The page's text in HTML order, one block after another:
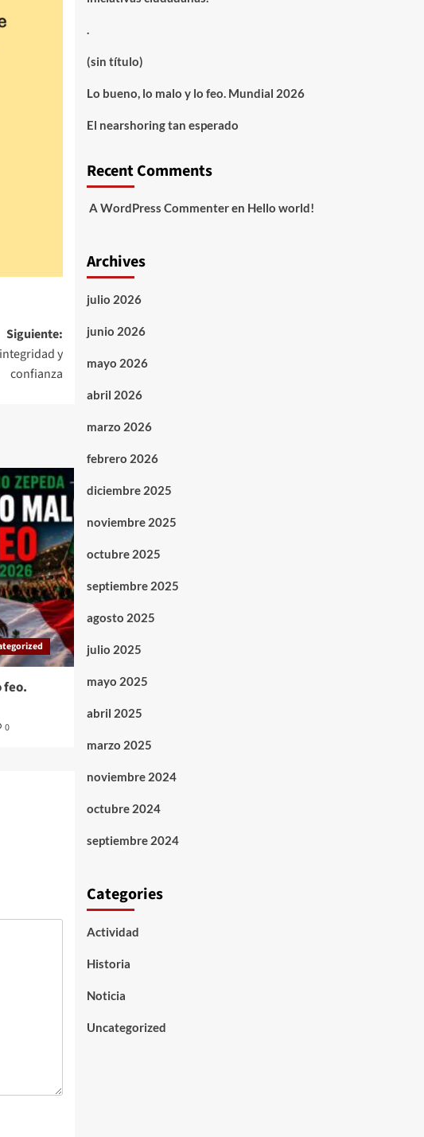
Siguiente:
y
confianza
feo.
0
.
(sin título)
Lo bueno, lo malo y lo feo. Mundial 2026
El nearshoring tan esperado
Recent Comments
A WordPress Commenteren Hello world!
Archives
julio 2026
junio 2026
mayo 2026
abril 2026
marzo 2026
febrero 2026
diciembre 2025
noviembre 2025
octubre 2025
septiembre 2025
agosto 2025
julio 2025
mayo 2025
abril 2025
marzo 2025
noviembre 2024
octubre 2024
septiembre 2024
Categories
Actividad
Historia
Noticia
Uncategorized